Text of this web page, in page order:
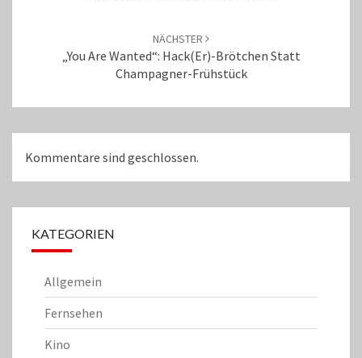
NÄCHSTER
„You Are Wanted“: Hack(er)-Brötchen Statt
Champagner-Frühstück
Kommentare sind geschlossen.
KATEGORIEN
Allgemein
Fernsehen
Kino